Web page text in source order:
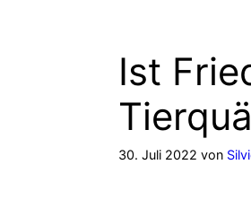
Ist
30. Juli 2022 von